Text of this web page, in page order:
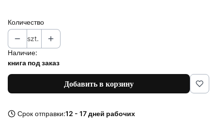
Количество
szt.
Наличие:
книга под заказ
Добавить в корзину
Срок отправки:12 - 17 дней рабочих